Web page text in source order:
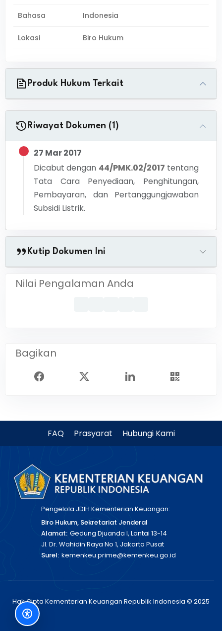
Bahasa Indonesia
Lokasi Biro Hukum
Produk Hukum Terkait
Riwayat Dokumen (1)
27 Mar 2017
Dicabut dengan 44/PMK.02/2017 tentang
Tata Cara Penyediaan, Penghitungan,
Pembayaran, dan Pertanggungjawaban
Subsidi Listrik.
Kutip Dokumen Ini
Nilai Pengalaman Anda
Bagikan
FAQ Prasyarat Hubungi Kami
Pengelola JDIH Kementerian Keuangan:
Biro Hukum, Sekretariat Jenderal
Alamat: Gedung Djuanda I, Lantai 13-14
Jl. Dr. Wahidin Raya No 1, Jakarta Pusat
Surel: kemenkeu.prime@kemenkeu.go.id
Hak Cipta Kementerian Keuangan Republik Indonesia © 2025